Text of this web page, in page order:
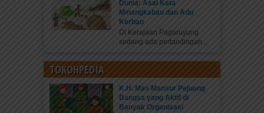
Dunia: Asal Kata
Minangkabau dan Adu
Kerbau
Di Kerajaan Pagaruyung
sedang ada pertandingan...
TOKOHPEDIA
K.H. Mas Mansur Pejuang
Bangsa yang Aktif di
Banyak Organisasi